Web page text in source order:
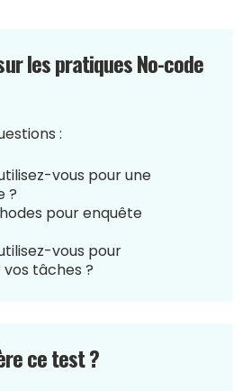
les pratiques No-code
:
vous pour une
?
pour enquête
vous pour
tâches ?
ce test ?